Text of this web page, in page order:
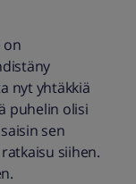
on
nyt yhtäkkiä
puhelin olisi
sen
siihen.